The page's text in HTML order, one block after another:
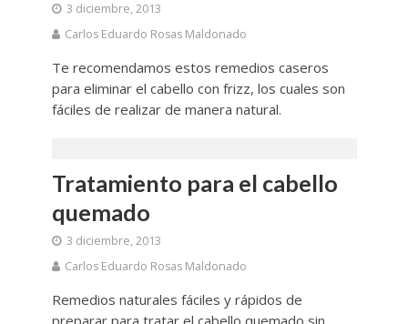
3 diciembre, 2013
Carlos Eduardo Rosas Maldonado
Te recomendamos estos remedios caseros
para eliminar el cabello con frizz, los cuales son
fáciles de realizar de manera natural.
Tratamiento para el cabello
quemado
3 diciembre, 2013
Carlos Eduardo Rosas Maldonado
Remedios naturales fáciles y rápidos de